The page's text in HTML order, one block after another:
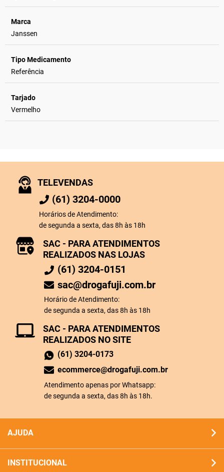
Marca
Janssen
Tipo Medicamento
Referência
Tarjado
Vermelho
TELEVENDAS
(61) 3204-0000
Horários de Atendimento:
de segunda a sexta, das 8h às 18h
SAC - PARA ATENDIMENTOS
REALIZADOS NO SITE
(61) 3204-0173
ecommerce@drogafuji.com.br
Atendimento apenas por Whatsapp:
de segunda a sexta, das 8h às 18h.
SAC - PARA ATENDIMENTOS
REALIZADOS NAS LOJAS
(61) 3204-0151
sac@drogafuji.com.br
Horário de Atendimento:
de segunda a sexta, das 8h às 18h
AJUDA
INSTITUCIONAL